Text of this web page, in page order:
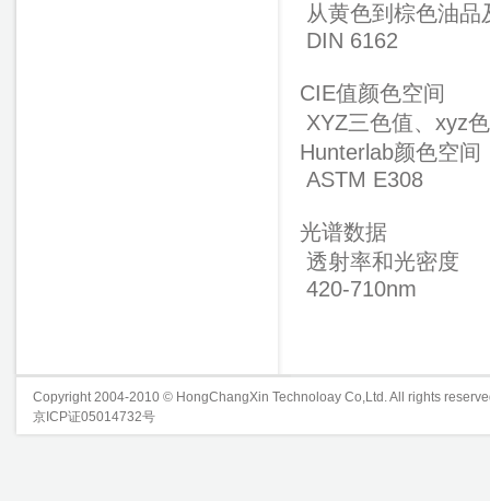
从黄色到棕色油品
DIN 6162
CIE值颜色空间
XYZ三色值、xyz
Hunterlab颜色空
ASTM E308
光谱数据
透射率和光密度
420-710nm
Copyright 2004-2010 © HongChangXin Technoloay Co,Ltd. All rights
京ICP证05014732号